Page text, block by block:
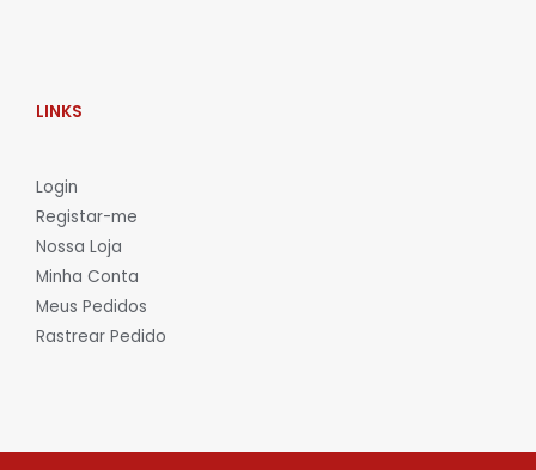
LINKS
Login
Registar-me
Nossa Loja
Minha Conta
Meus Pedidos
Rastrear Pedido